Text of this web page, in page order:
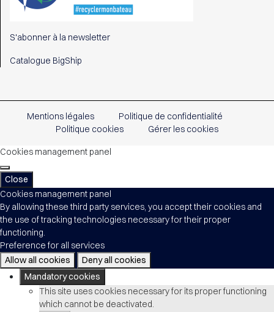
S'abonner à la newsletter
Catalogue BigShip
Mentions légales
Politique de confidentialité
Politique cookies
Gérer les cookies
Cookies management panel
Close
Cookies management panel
By allowing these third party services, you accept their cookies and
the use of tracking technologies necessary for their proper
functioning.
Preference for all services
Allow all cookies
Deny all cookies
Mandatory cookies
This site uses cookies necessary for its proper functioning
which cannot be deactivated.